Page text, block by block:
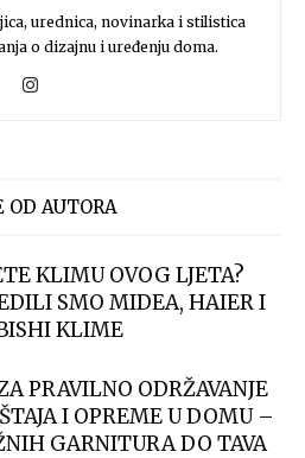
urednica, novinarka i stilistica
o dizajnu i uređenju doma.
OD AUTORA
KLIMU OVOG LJETA?
SMO MIDEA, HAIER I
KLIME
PRAVILNO ODRŽAVANJE
I OPREME U DOMU –
GARNITURA DO TAVA